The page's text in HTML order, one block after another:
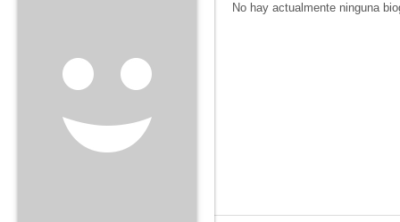
No hay actualmente ninguna